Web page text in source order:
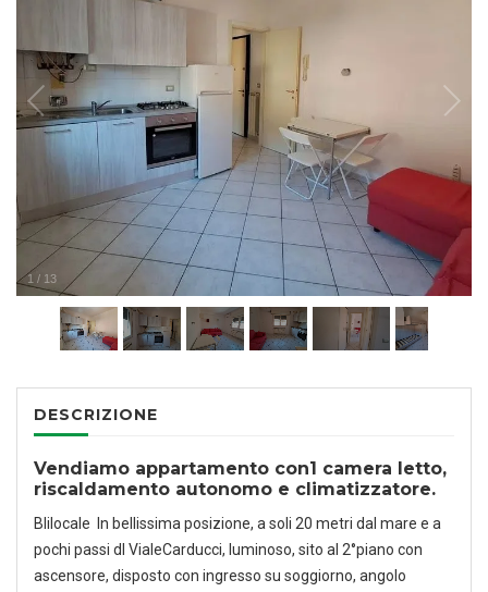
1 / 13
DESCRIZIONE
Vendiamo appartamento con1 camera letto,
riscaldamento autonomo e climatizzatore.
BIilocale In bellissima posizione, a soli 20 metri dal mare e a
pochi passi dl VialeCarducci, luminoso, sito al 2°piano con
ascensore, disposto con ingresso su soggiorno, angolo